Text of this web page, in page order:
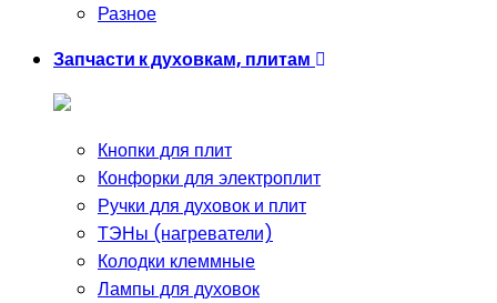
Разное
Запчасти к духовкам, плитам
Кнопки для плит
Конфорки для электроплит
Ручки для духовок и плит
ТЭНы (нагреватели)
Колодки клеммные
Лампы для духовок